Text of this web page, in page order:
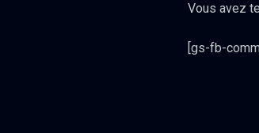
Vous avez
[gs-fb-